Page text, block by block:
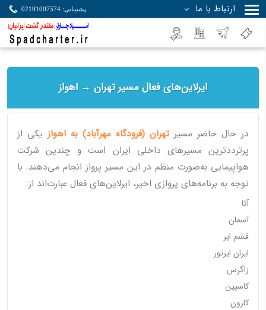
ارتباط با ما پشتیبانی: 02191007574
ایرلاین‌های فعال مسیر تهران → اهواز
در حال حاضر مسیر تهران (فرودگاه مهرآباد) به اهوازیکی از
پرترددترین مسیرهای داخلی ایران است و چندین شرکت
هواپیمایی به‌صورت منظم در این مسیر پرواز انجام می‌دهند. با
توجه به برنامه‌های پروازی اخیر، ایرلاین‌های فعال عبارت‌اند از:
آتا
آسمان
قشم ایر
ایران ایرتور
زاگرس
کاسپین
کارون